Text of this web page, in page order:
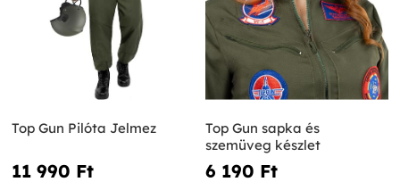
Top Gun Pilóta Jelmez
11 990 Ft‎
Top Gun sapka és
szemüveg készlet
6 190 Ft‎